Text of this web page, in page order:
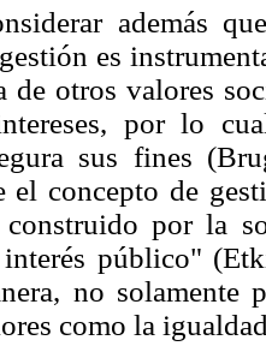
además
es
de otros valores
por lo
sus fines
el concepto de
construido por la
público"
no
como la